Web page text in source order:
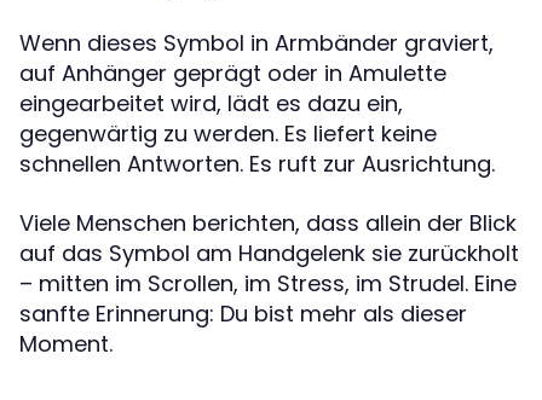
Wenn dieses Symbol in Armbänder graviert,
auf Anhänger geprägt oder in Amulette
eingearbeitet wird, lädt es dazu ein,
gegenwärtig zu werden. Es liefert keine
schnellen Antworten. Es ruft zur Ausrichtung.
Viele Menschen berichten, dass allein der Blick
auf das Symbol am Handgelenk sie zurückholt
– mitten im Scrollen, im Stress, im Strudel. Eine
sanfte Erinnerung: Du bist mehr als dieser
Moment.